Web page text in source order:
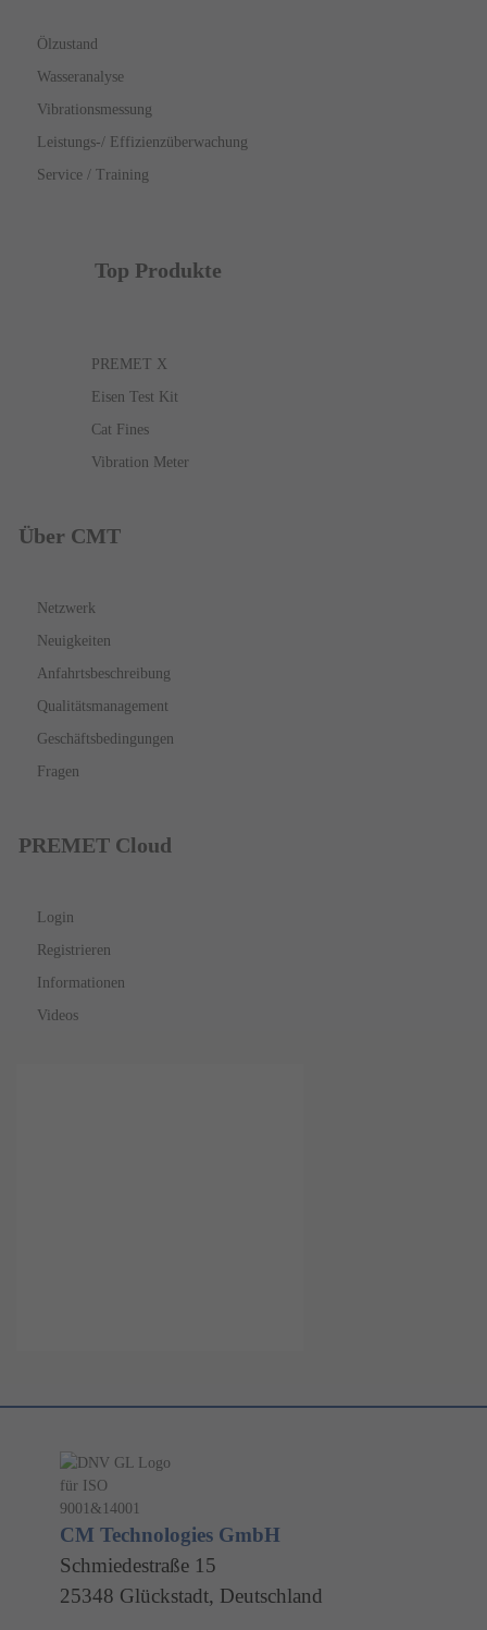
Ölzustand
Wasseranalyse
Vibrationsmessung
Leistungs-/ Effizienzüberwachung
Service / Training
Top Produkte
PREMET X
Eisen Test Kit
Cat Fines
Vibration Meter
Über CMT
Netzwerk
Neuigkeiten
Anfahrtsbeschreibung
Qualitätsmanagement
Geschäftsbedingungen
Fragen
PREMET Cloud
Login
Registrieren
Informationen
Videos
CM Technologies GmbH
Schmiedestraße 15
25348 Glückstadt, Deutschland